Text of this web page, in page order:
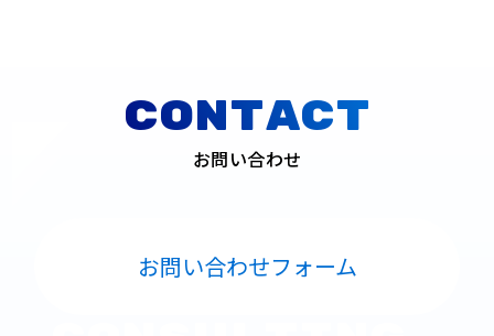
CONTACT
お問い合わせ
お問い合わせフォーム